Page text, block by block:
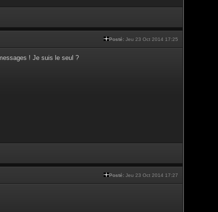
Posté: Jeu 23 Oct 2014 17:25
! Je suis le seul ?
Posté: Jeu 23 Oct 2014 17:27